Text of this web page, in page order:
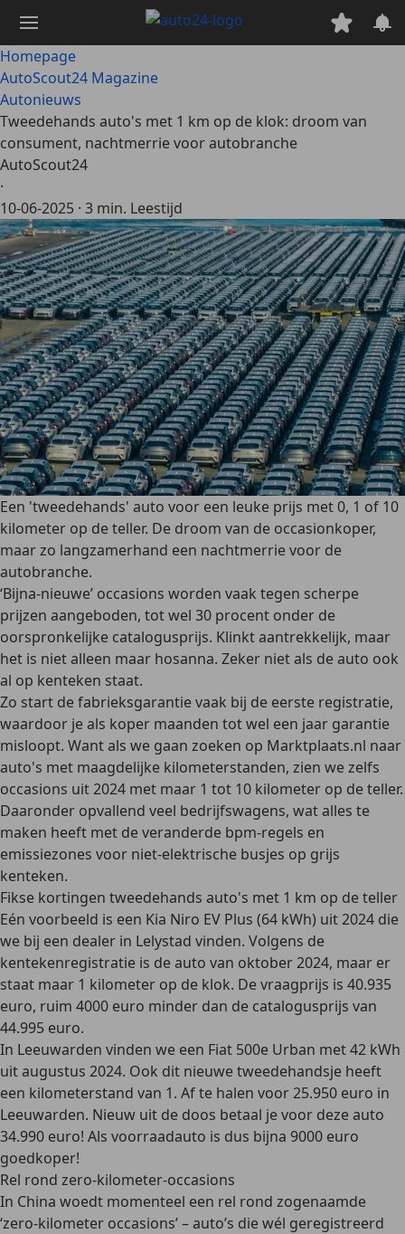
naar
hoofdinhoud
Homepage
AutoScout24 Magazine
Autonieuws
Tweedehands auto's met 1 km op de klok: droom van
consument, nachtmerrie voor autobranche
AutoScout24
·
10-06-2025 · 3 min. Leestijd
Een 'tweedehands' auto voor een leuke prijs met 0, 1 of 10
kilometer op de teller. De droom van de occasionkoper,
maar zo langzamerhand een nachtmerrie voor de
autobranche.
‘Bijna-nieuwe’ occasions worden vaak tegen scherpe
prijzen aangeboden, tot wel 30 procent onder de
oorspronkelijke catalogusprijs. Klinkt aantrekkelijk, maar
het is niet alleen maar hosanna. Zeker niet als de auto ook
al op kenteken staat.
Zo start de fabrieksgarantie vaak bij de eerste registratie,
waardoor je als koper maanden tot wel een jaar garantie
misloopt. Want als we gaan zoeken op Marktplaats.nl naar
auto's met maagdelijke kilometerstanden, zien we zelfs
occasions uit 2024 met maar 1 tot 10 kilometer op de teller.
Daaronder opvallend veel bedrijfswagens, wat alles te
maken heeft met de veranderde bpm-regels en
emissiezones voor niet-elektrische busjes op grijs
kenteken.
Fikse kortingen tweedehands auto's met 1 km op de teller
Eén voorbeeld is een Kia Niro EV Plus (64 kWh) uit 2024 die
we bij een dealer in Lelystad vinden. Volgens de
kentekenregistratie is de auto van oktober 2024, maar er
staat maar 1 kilometer op de klok. De vraagprijs is 40.935
euro, ruim 4000 euro minder dan de catalogusprijs van
44.995 euro.
In Leeuwarden vinden we een Fiat 500e Urban met 42 kWh
uit augustus 2024. Ook dit nieuwe tweedehandsje heeft
een kilometerstand van 1. Af te halen voor 25.950 euro in
Leeuwarden. Nieuw uit de doos betaal je voor deze auto
34.990 euro! Als voorraadauto is dus bijna 9000 euro
goedkoper!
Rel rond zero-kilometer-occasions
In China woedt momenteel een rel rond zogenaamde
‘zero-kilometer occasions’ – auto’s die wél geregistreerd